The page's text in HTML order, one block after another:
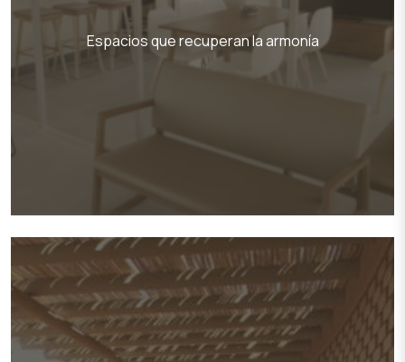
Espacios que recuperan la armonía